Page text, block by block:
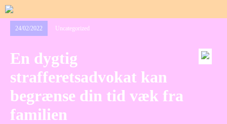
24/02/2022 Uncategorized
En dygtig
strafferetsadvokat kan
begrænse din tid væk fra
familien